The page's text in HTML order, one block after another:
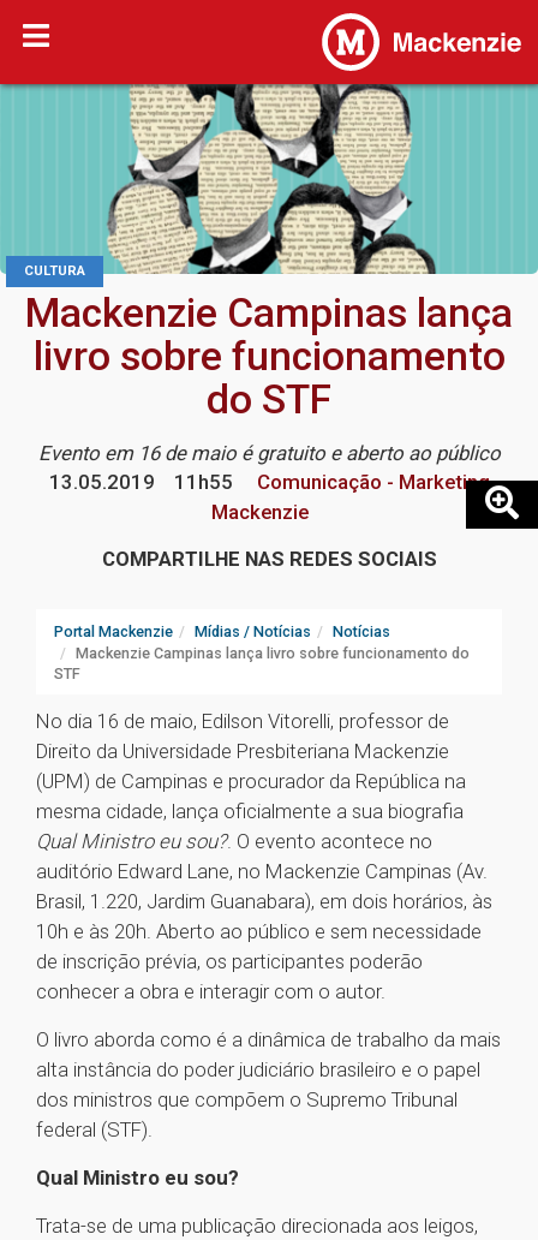
CULTURA
Mackenzie Campinas lança
livro sobre funcionamento
do STF
Evento em 16 de maio é gratuito e aberto ao público
13.05.2019
11h55
Comunicação - Marketing
Mackenzie
COMPARTILHE NAS REDES SOCIAIS
Portal Mackenzie Mídias / Notícias
Notícias
Mackenzie Campinas lança livro sobre funcionamento do
STF
No dia 16 de maio, Edilson Vitorelli, professor de
Direito da Universidade Presbiteriana Mackenzie
(UPM) de Campinas e procurador da República na
mesma cidade, lança oficialmente a sua biografia
Qual Ministro eu sou?. O evento acontece no
auditório Edward Lane, no Mackenzie Campinas (Av.
Brasil, 1.220, Jardim Guanabara), em dois horários, às
10h e às 20h. Aberto ao público e sem necessidade
de inscrição prévia, os participantes poderão
conhecer a obra e interagir com o autor.
O livro aborda como é a dinâmica de trabalho da mais
alta instância do poder judiciário brasileiro e o papel
dos ministros que compõem o Supremo Tribunal
federal (STF).
Qual Ministro eu sou?
Trata-se de uma publicação direcionada aos leigos,